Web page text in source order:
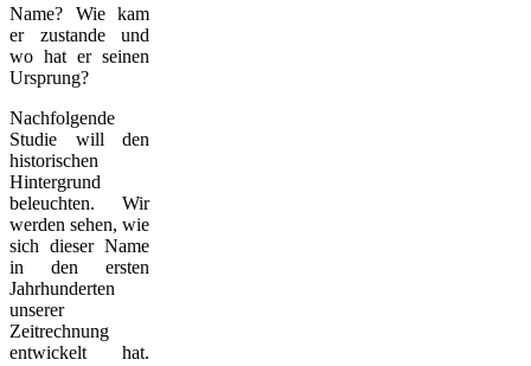
Name? Wie kam
er zustande und
wo hat er seinen
Ursprung?
Nachfolgende
Studie will den
historischen
Hintergrund
beleuchten. Wir
werden sehen, wie
sich dieser Name
in den ersten
Jahrhunderten
unserer
Zeitrechnung
entwickelt hat.